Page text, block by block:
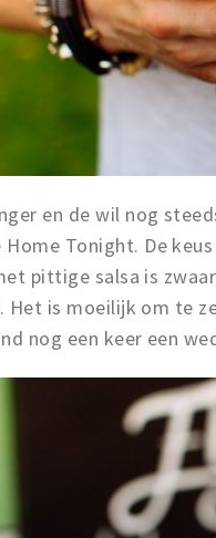
en de wil nog
Home Tonight. De
pittige salsa is
Het is moeilijk om te
nog een keer een